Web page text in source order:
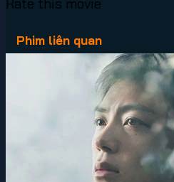
Rate this movie
Phim liên quan